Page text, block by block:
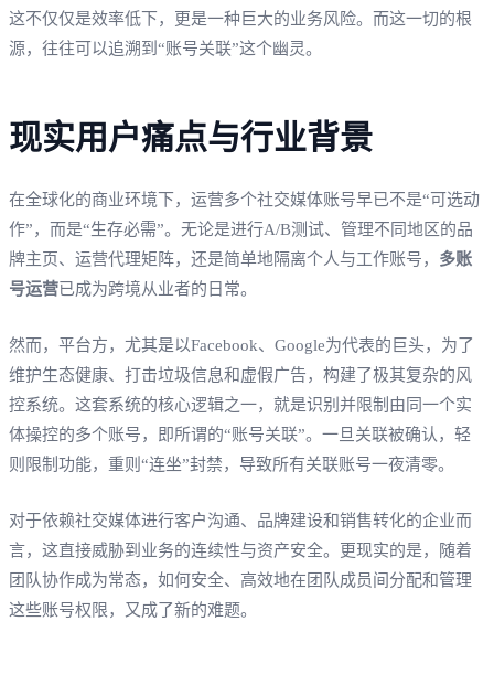
这不仅仅是效率低下，更是一种巨大的业务风险。而这一切的根
源，往往可以追溯到“账号关联”这个幽灵。
现实用户痛点与行业背景
在全球化的商业环境下，运营多个社交媒体账号早已不是“可选动
作”，而是“生存必需”。无论是进行A/B测试、管理不同地区的品
牌主页、运营代理矩阵，还是简单地隔离个人与工作账号， 多账
号运营已成为跨境从业者的日常。
然而，平台方，尤其是以Facebook、Google为代表的巨头，为了
维护生态健康、打击垃圾信息和虚假广告，构建了极其复杂的风
控系统。这套系统的核心逻辑之一，就是识别并限制由同一个实
体操控的多个账号，即所谓的“账号关联”。一旦关联被确认，轻
则限制功能，重则“连坐”封禁，导致所有关联账号一夜清零。
对于依赖社交媒体进行客户沟通、品牌建设和销售转化的企业而
言，这直接威胁到业务的连续性与资产安全。更现实的是，随着
团队协作成为常态，如何安全、高效地在团队成员间分配和管理
这些账号权限，又成了新的难题。